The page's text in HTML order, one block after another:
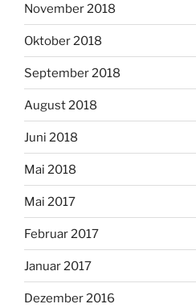
November 2018
Oktober 2018
September 2018
August 2018
Juni 2018
Mai 2018
Mai 2017
Februar 2017
Januar 2017
Dezember 2016